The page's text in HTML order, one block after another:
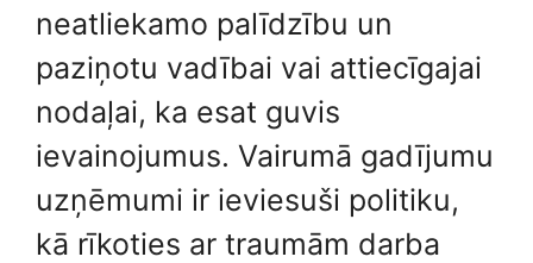
neatliekamo palīdzību un
paziņotu vadībai vai attiecīgajai
nodaļai, ka esat guvis
ievainojumus. Vairumā gadījumu
uzņēmumi ir ieviesuši politiku,
kā rīkoties ar traumām darba